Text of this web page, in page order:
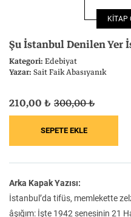
KİTAP
Şu İstanbul Denilen
Kategori:Edebiyat
Yazar:Sait Faik Abasıyanık
Arka Kapak Yazısı:
İstanbul’da tifüs, memlekette
âşığım: İşte 1942 senesinin 21
210,00 ₺ 300,00 ₺